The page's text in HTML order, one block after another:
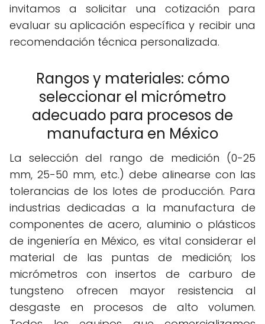
invitamos a solicitar una cotización para
evaluar su aplicación específica y recibir una
recomendación técnica personalizada.
Rangos y materiales: cómo
seleccionar el micrómetro
adecuado para procesos de
manufactura en México
La selección del rango de medición (0-25
mm, 25-50 mm, etc.) debe alinearse con las
tolerancias de los lotes de producción. Para
industrias dedicadas a la manufactura de
componentes de acero, aluminio o plásticos
de ingeniería en México, es vital considerar el
material de las puntas de medición; los
micrómetros con insertos de carburo de
tungsteno ofrecen mayor resistencia al
desgaste en procesos de alto volumen.